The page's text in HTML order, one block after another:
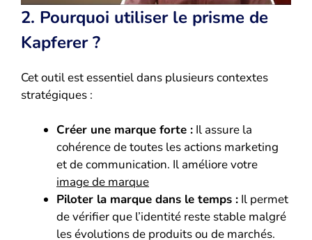
2. Pourquoi utiliser le prisme de
Kapferer ?
Cet outil est essentiel dans plusieurs contextes
stratégiques :
Créer une marque forte : Il assure la
cohérence de toutes les actions marketing
et de communication. Il améliore votre
image de marque
Piloter la marque dans le temps : Il permet
de vérifier que l’identité reste stable malgré
les évolutions de produits ou de marchés.